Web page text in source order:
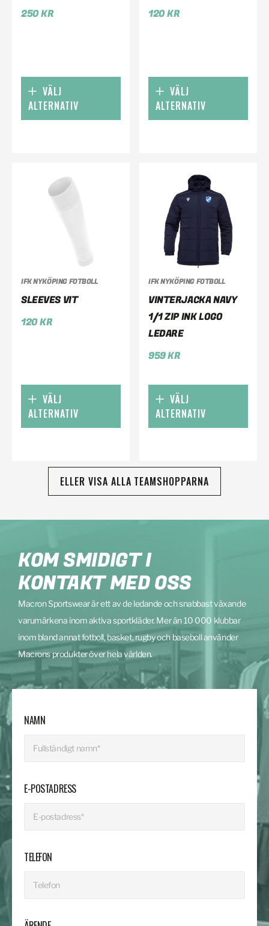
250KR
VÄLJ
ALTERNATIV
120KR
VÄLJ
ALTERNATIV
IFK NYKÖPING FOTBOLL
SLEEVES VIT
120KR
VÄLJ
ALTERNATIV
IFK NYKÖPING FOTBOLL
VINTERJACKA NAVY
1/1 ZIP INK LOGO
LEDARE
959KR
VÄLJ
ALTERNATIV
ELLER VISA ALLA TEAMSHOPPARNA
KOM SMIDIGT I
KONTAKT MED OSS
Macron Sportswear är ett av de ledande och snabbast växande
varumärkena inom aktiva sportkläder. Mer än 10 000 klubbar
inom bland annat fotboll, basket, rugby och baseboll använder
Macrons produkter över hela världen.
NAMN
E-POSTADRESS
TELEFON